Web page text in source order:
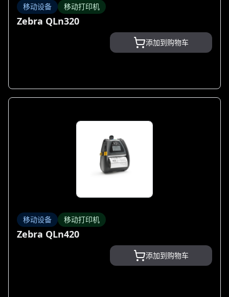
移动设备 移动打印机
Zebra QLn320
添加到购物车
移动设备 移动打印机
Zebra QLn420
添加到购物车